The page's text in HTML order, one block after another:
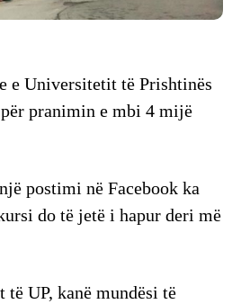
e Universitetit të Prishtinës
pranimin e mbi 4 mijë
postimi në Facebook ka
do të jetë i hapur deri më
të UP, kanë mundësi të